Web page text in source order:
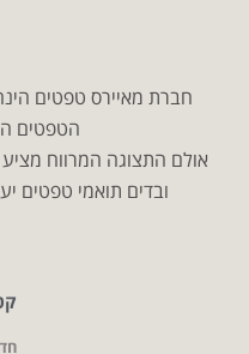
חברת מאיירס טפטים
הטפטים
אולם התצוגה המרווח
ובדים תואמי טפטים